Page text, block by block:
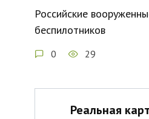
Российские
беспилотников
0 29
Реальная